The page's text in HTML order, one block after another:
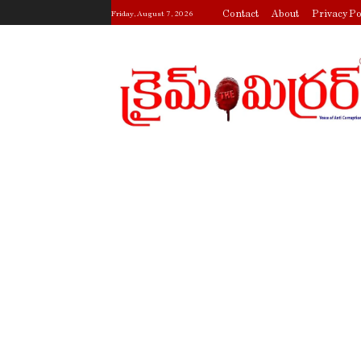
Friday, August 7, 2026 Contact About Privacy